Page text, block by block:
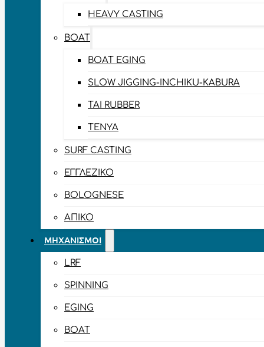
HEAVY CASTING
BOAT
BOAT EGING
SLOW JIGGING-INCHIKU-KABURA
TAI RUBBER
TENYA
SURF CASTING
ΕΓΓΛΈΖΙΚΟ
BOLOGNESE
ΑΠΊΚΟ
ΜΗΧΑΝΙΣΜΟΊ
LRF
SPINNING
EGING
BOAT